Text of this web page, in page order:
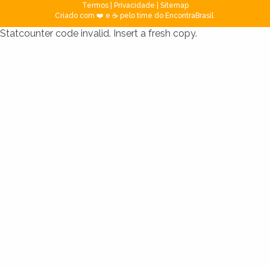
Termos| Privacidade
Sitemap
Criado com ❤️ e ☕ pelo time do EncontraBrasil
Statcounter code invalid. Insert a fresh copy.